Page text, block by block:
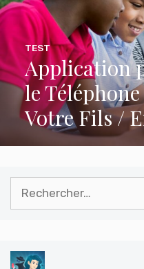
Application
le
Votre Fils /
TEST